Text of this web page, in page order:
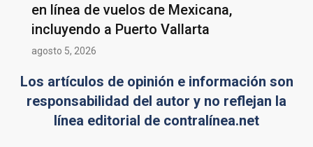
en línea de vuelos de Mexicana,
incluyendo a Puerto Vallarta
agosto 5, 2026
Los artículos de opinión e información son
responsabilidad del autor y no reflejan la
línea editorial de contralínea.net